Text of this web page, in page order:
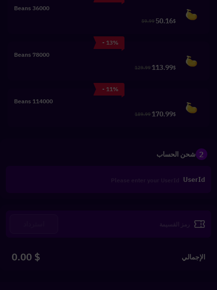
36000 Beans
$
50.16
59.99
- 13%
78000 Beans
$
113.99
129.99
- 11%
114000 Beans
$
170.99
189.99
2 شحن الحساب
UserId
الإجمالي $ 0.00